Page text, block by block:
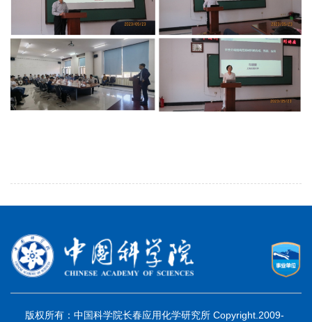
版权所有：中国科学院长春应用化学研究所 Copyright.2009-